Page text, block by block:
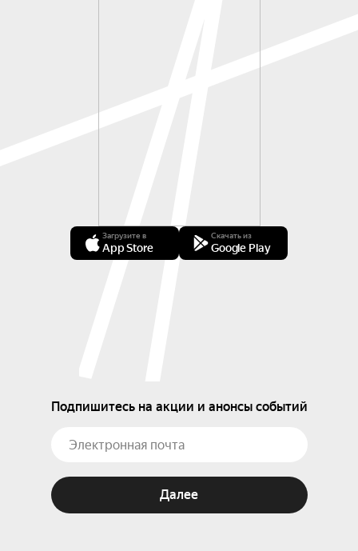
Загрузите в
App Store
Скачать из
Google Play
Подпишитесь на акции и анонсы событий
Далее